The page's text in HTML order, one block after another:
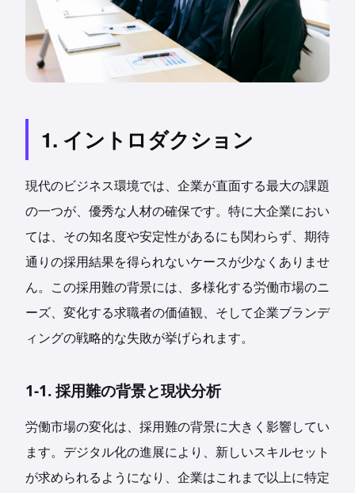
1. イントロダクション
現代のビジネス環境では、企業が直面する最大の課題
の一つが、優秀な人材の確保です。特に大企業におい
ては、その知名度や安定性があるにも関わらず、期待
通りの採用結果を得られないケースが少なくありませ
ん。この採用難の背景には、多様化する労働市場のニ
ーズ、変化する求職者の価値観、そして企業ブランデ
ィングの戦略的な失敗が挙げられます。
1-1. 採用難の背景と現状分析
労働市場の変化は、採用難の背景に大きく影響してい
ます。デジタル化の進展により、新しいスキルセット
が求められるようになり、企業はこれまで以上に特定